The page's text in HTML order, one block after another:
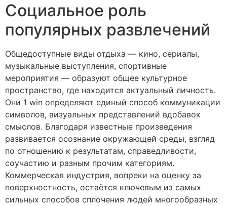
Социальное роль
популярных развлечений
Общедоступные виды отдыха — кино, сериалы,
музыкальные выступления, спортивные
мероприятия — образуют общее культурное
пространство, где находится актуальный личность.
Они 1 win определяют единый способ коммуникации
символов, визуальных представлений вдобавок
смыслов. Благодаря известные произведения
развивается осознание окружающей среды, взгляд
по отношению к результатам, справедливости,
соучастию и разным прочим категориям.
Коммерческая индустрия, вопреки на оценку за
поверхностность, остаётся ключевым из самых
сильных способов сплочения людей многообразных